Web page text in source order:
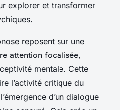
explorer et transformer
reposent sur une
attention focalisée,
mentale. Cette
l’activité critique du
d’un dialogue